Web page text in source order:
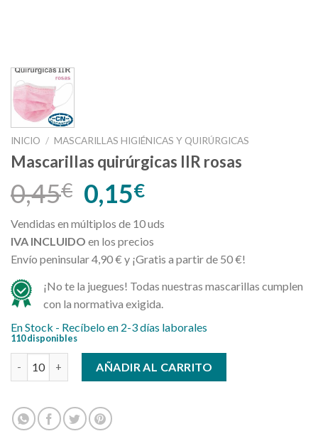
INICIO / MASCARILLAS HIGIÉNICAS Y QUIRÚRGICAS
Mascarillas quirúrgicas IIR rosas
0,45€ 0,15€
Vendidas en múltiplos de 10 uds
IVA INCLUIDO en los precios
Envío peninsular 4,90 € y ¡Gratis a partir de 50 €!
¡No te la juegues! Todas nuestras mascarillas cumplen
con la normativa exigida.
En Stock - Recíbelo en 2-3 días laborales
110 disponibles
Mascarillas quirúrgicas IIR rosas cantidad
AÑADIR AL CARRITO